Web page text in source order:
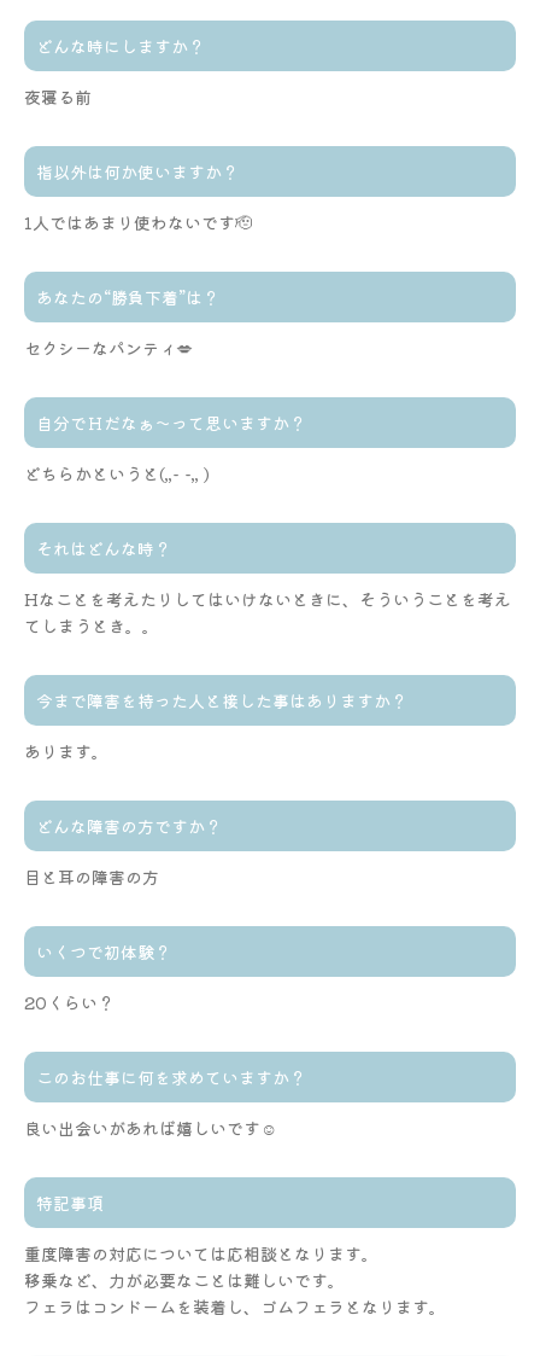
どんな時にしますか？
夜寝る前
指以外は何か使いますか？
1人ではあまり使わないです🫡
あなたの“勝負下着”は？
セクシーなパンティ💋
自分でＨだなぁ～って思いますか？
どちらかというと(,,- -,, )
それはどんな時？
Hなことを考えたりしてはいけないときに、そういうことを考え
てしまうとき。。
今まで障害を持った人と接した事はありますか？
あります。
どんな障害の方ですか？
目と耳の障害の方
いくつで初体験？
20くらい？
このお仕事に何を求めていますか？
良い出会いがあれば嬉しいです☺️
特記事項
重度障害の対応については応相談となります。
移乗など、力が必要なことは難しいです。
フェラはコンドームを装着し、ゴムフェラとなります。